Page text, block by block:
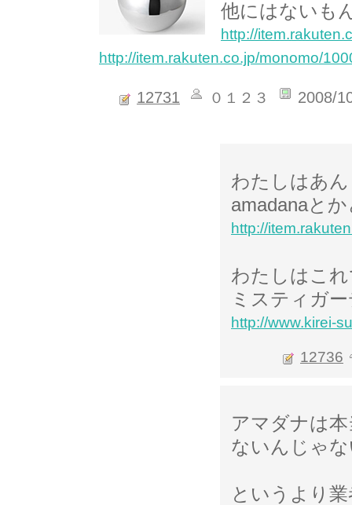
他にはないも
http://
http://item.rakuten.co.jp/monomo/
12731 ０１２３ 2008/
わたしはあ
amadanaと
http://
わたしはこ
ミスティガ
http://www.kirei-
12736
アマダナは
ないんじゃ
というより